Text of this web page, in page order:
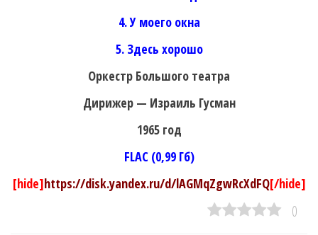
4. У моего окна
5. Здесь хорошо
Оркестр Большого театра
Дирижер — Израиль Гусман
1965 год
FLAC (0,99 Гб)
[hide]https://disk.yandex.ru/d/lAGMqZgwRcXdFQ[/hide]
0